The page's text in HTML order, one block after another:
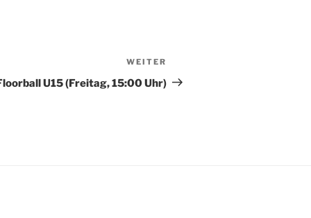
Beitrag
WEITER
U15 (Freitag, 15:00 Uhr)